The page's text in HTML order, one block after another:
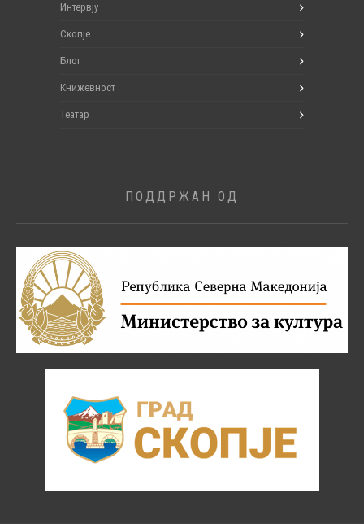
Интервју
Скопје
Блог
Книжевност
Театар
ПОДДРЖАН ОД